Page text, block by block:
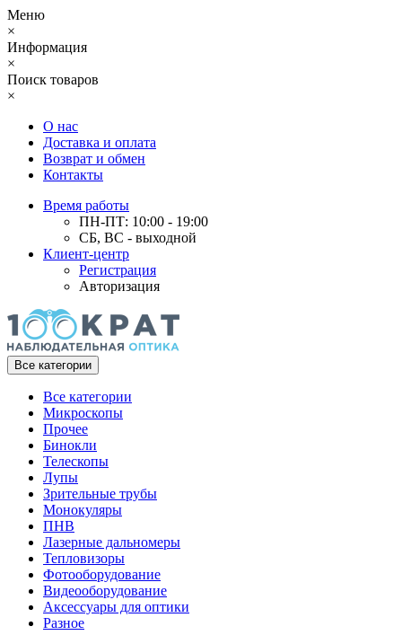
Меню
×
Информация
×
Поиск товаров
×
О нас
Доставка и оплата
Возврат и обмен
Контакты
Время работы
ПН-ПТ: 10:00 - 19:00
СБ, ВС - выходной
Клиент-центр
Регистрация
Авторизация
Все категории
Все категории
Микроскопы
Прочее
Бинокли
Телескопы
Лупы
Зрительные трубы
Монокуляры
ПНВ
Лазерные дальномеры
Тепловизоры
Фотооборудование
Видеооборудование
Аксессуары для оптики
Разное